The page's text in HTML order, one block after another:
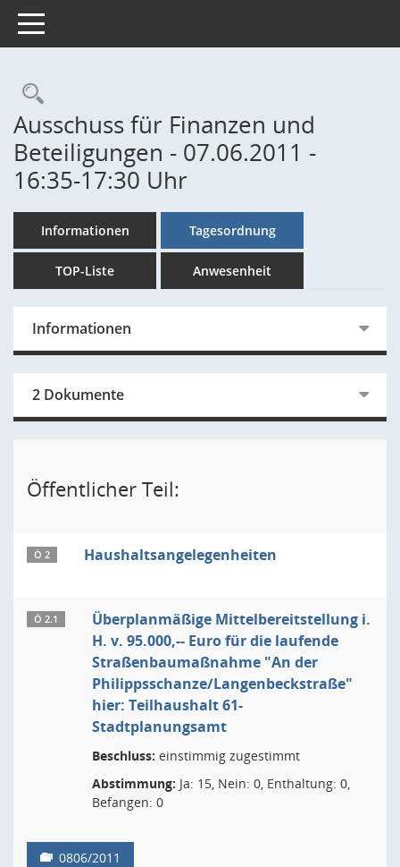
Toggle navigation
Rechercheauswahl
Ausschuss für Finanzen und
Beteiligungen - 07.06.2011 -
16:35-17:30 Uhr
Informationen Tagesordnung
TOP-Liste Anwesenheit
Informationen
2 Dokumente
Öffentlicher Teil:
Ö 2 Haushaltsangelegenheiten
Ö 2.1
Überplanmäßige Mittelbereitstellung i.
H. v. 95.000,-- Euro für die laufende
Straßenbaumaßnahme "An der
Philippsschanze/Langenbeckstraße"
hier: Teilhaushalt 61-
Stadtplanungsamt
Beschluss: einstimmig zugestimmt
Abstimmung: Ja: 15, Nein: 0, Enthaltung: 0,
Befangen: 0
0806/2011